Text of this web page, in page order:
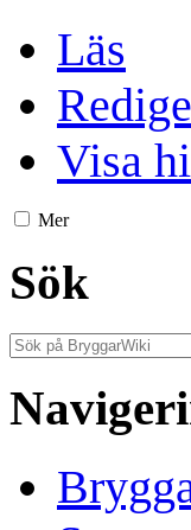
Läs
Visa
Mer
Sök